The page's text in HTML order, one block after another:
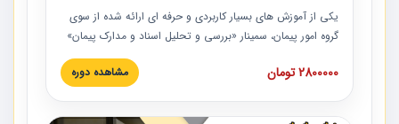
یکی از آموزش‏‏‏‏‏‏ های بسیار کاربردی و حرفه‏ ای ارائه شده از سوی
گروه امور پیمان، سمینار «بررسی و تحلیل اسناد و مدارک پیمان»
است که در دانشگاه صنعتی شریف ارائه شد. در این آموزش
نکات کلیدی مربوط به اسناد و مدارک پیمان، اولویت بندی اسناد
پیمان به همراه تجربیات عملی در این خصوص ارائه شده است.
2800000 تومان مشاهده دوره